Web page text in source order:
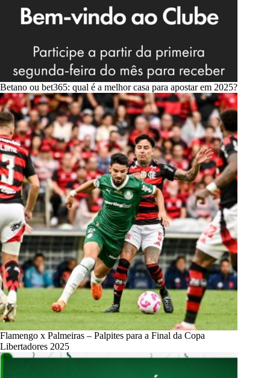
Betano ou bet365: qual é a melhor casa para apostar em 2025?
Flamengo x Palmeiras – Palpites para a Final da Copa
Libertadores 2025